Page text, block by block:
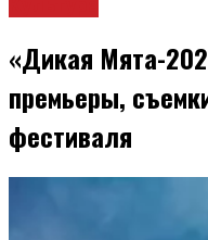
«Дикая Мята-
премьеры,
фестиваля